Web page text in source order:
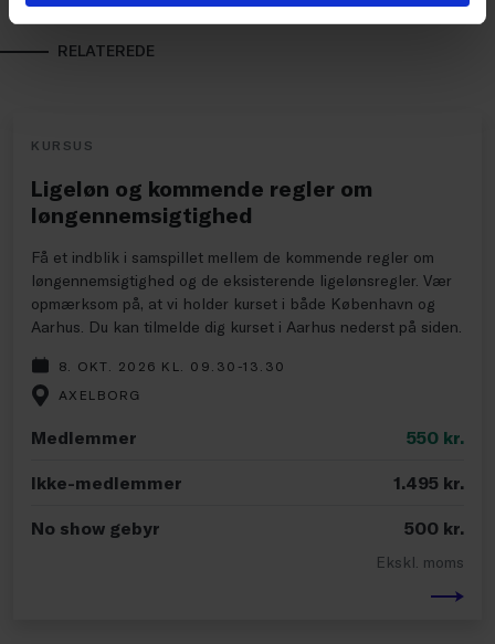
RELATEREDE
KURSUS
Ligeløn og kommende regler om
løngennemsigtighed
Få et indblik i samspillet mellem de kommende regler om
løngennemsigtighed og de eksisterende ligelønsregler. Vær
opmærksom på, at vi holder kurset i både København og
Aarhus. Du kan tilmelde dig kurset i Aarhus nederst på siden.
8. OKT. 2026 KL. 09.30-13.30
AXELBORG
Medlemmer 550 kr.
Ikke-medlemmer 1.495 kr.
No show gebyr 500 kr.
Ekskl. moms